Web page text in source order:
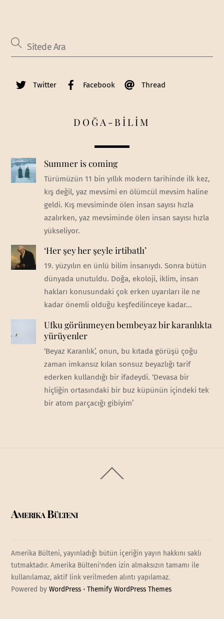
Twitter Facebook Thread
DOĞA-BİLİM
Summer is coming
Türümüzün 11 bin yıllık modern tarihinde ilk kez,
kış değil, yaz mevsimi en ölümcül mevsim haline
geldi. Kış mevsiminde ölen insan sayısı hızla
azalırken, yaz mevsiminde ölen insan sayısı hızla
yükseliyor.
‘Her şey her şeyle irtibatlı’
19. yüzyılın en ünlü bilim insanıydı. Sonra bütün
dünyada unutuldu. Doğa, ekoloji, iklim, insan
hakları konusundaki çok erken uyarıları ile ne
kadar önemli olduğu keşfedilinceye kadar...
Ufku görünmeyen bembeyaz bir karanlıkta
yürüyenler
‘Beyaz Karanlık’, onun, bu kıtada görüşü çoğu
zaman imkansız kılan sonsuz beyazlığı tarif
ederken kullandığı bir ifadeydi. ‘Devasa bir
hiçliğin ortasındaki bir buz küpünün içindeki tek
bir atom parçacığı gibiyim’
To
Amerika Bülteni
Amerika Bülteni, yayınladığı bütün içeriğin yayın hakkını saklı
tutmaktadır. Amerika Bülteni'nden izin almaksızın tamamı ile
kullanılamaz, aktif link verilmeden alıntı yapılamaz.
Powered byWordPress •Themify WordPress Themes